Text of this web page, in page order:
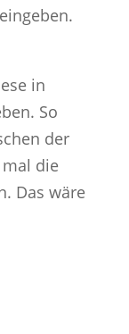
in
So
der
die
Das wäre